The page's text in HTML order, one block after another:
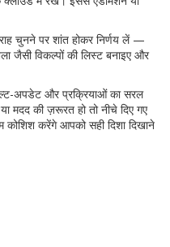
चुनने पर शांत होकर निर्णय लें —
जैसी विकल्पों की लिस्ट बनाइए और
अपडेट और प्रक्रियाओं का सरल
मदद की ज़रूरत हो तो नीचे दिए गए
करेंगे आपको सही दिशा दिखाने